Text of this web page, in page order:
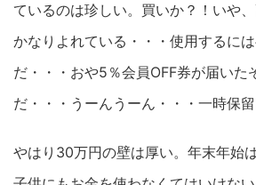
ているのは珍しい。買いか？！いや
かなりよれている・・・使用するに
だ・・・おや5％会員OFF券が届いた
だ・・・うーんうーん・・・一時保留
やはり30万円の壁は厚い。年末年始